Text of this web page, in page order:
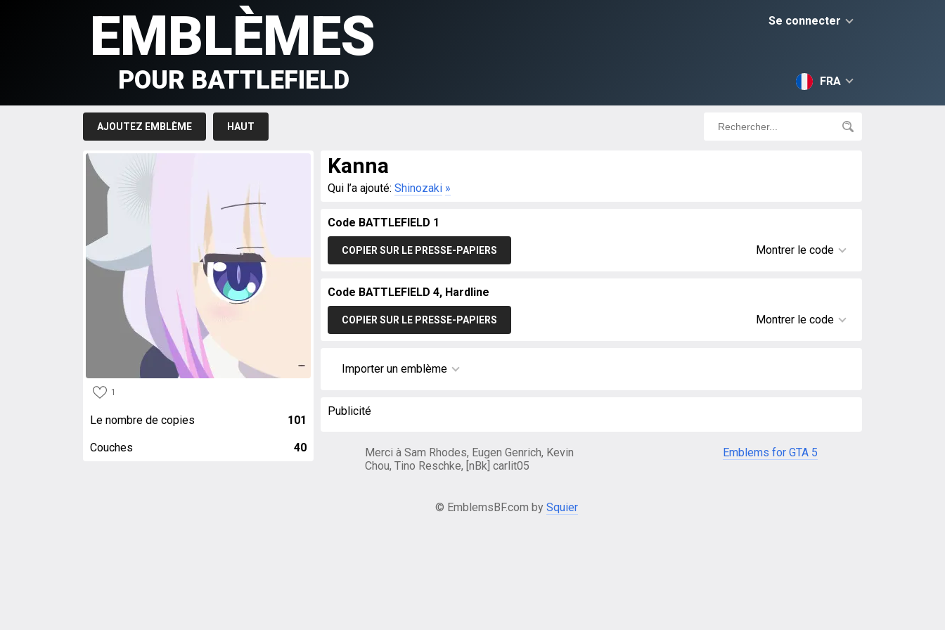
Se connecter
FRA
EMBLÈMES
POUR BATTLEFIELD
AJOUTEZ EMBLÈME HAUT
1
Le nombre de copies 101
Couches 40
Kanna
Qui l’a ajouté: Shinozaki »
Code BATTLEFIELD 1
COPIER SUR LE PRESSE-PAPIERS Montrer le code
Code BATTLEFIELD 4, Hardline
COPIER SUR LE PRESSE-PAPIERS Montrer le code
Importer un emblème
Publicité
Merci à Sam Rhodes, Eugen Genrich, Kevin
Chou, Tino Reschke, [nBk] carlit05
Emblems for GTA 5
© EmblemsBF.com by Squier